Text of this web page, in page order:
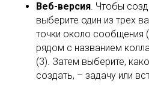
Веб-версия. Чтобы
выберите один из трех
точки около сообщения
рядом с названием
(3). Затем выберите,
создать, – задачу или